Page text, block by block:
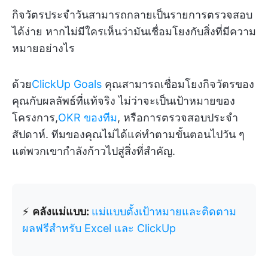
กิจวัตรประจำวันสามารถกลายเป็นรายการตรวจสอบ
ได้ง่าย หากไม่มีใครเห็นว่ามันเชื่อมโยงกับสิ่งที่มีความ
หมายอย่างไร
ด้วยClickUp Goals คุณสามารถเชื่อมโยงกิจวัตรของ
คุณกับผลลัพธ์ที่แท้จริง ไม่ว่าจะเป็นเป้าหมายของ
โครงการ,OKR ของทีม, หรือการตรวจสอบประจำ
สัปดาห์. ทีมของคุณไม่ได้แค่ทำตามขั้นตอนไปวัน ๆ
แต่พวกเขากำลังก้าวไปสู่สิ่งที่สำคัญ.
⚡ คลังแม่แบบ: แม่แบบตั้งเป้าหมายและติดตาม
ผลฟรีสำหรับ Excel และ ClickUp